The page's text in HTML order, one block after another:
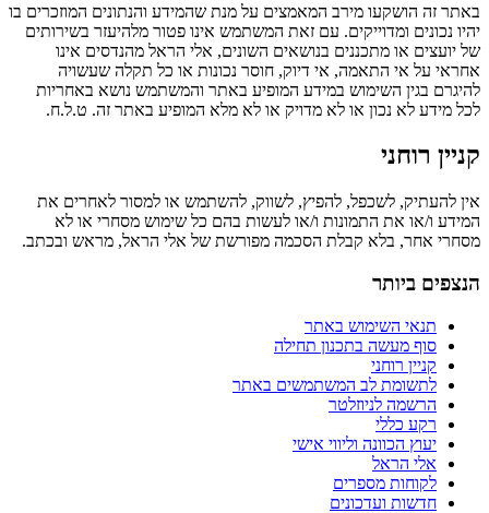
באתר זה הושקעו מירב המאמצים על מנת שהמידע והנתונים המוזכרים בו
יהיו נכונים ומדוייקים. עם זאת המשתמש אינו פטור מלהיעזר בשירותים
של יועצים או מתכננים בנושאים השונים, אלי הראל מהנדסים אינו
אחראי על אי התאמה, אי דיוק, חוסר נכונות או כל תקלה שעשויה
להיגרם בגין השימוש במידע המופיע באתר והמשתמש נושא באחריות
לכל מידע לא נכון או לא מדויק או לא מלא המופיע באתר זה. ט.ל.ח.
קניין רוחני
אין להעתיק, לשכפל, להפיץ, לשווק, להשתמש או למסור לאחרים את
המידע ו/או את התמונות ו/או לעשות בהם כל שימוש מסחרי או לא
מסחרי אחר, בלא קבלת הסכמה מפורשת של אלי הראל, מראש ובכתב.
הנצפים ביותר
תנאי השימוש באתר
סוף מעשה בתכנון תחילה
קניין רוחני
לתשומת לב המשתמשים באתר
הרשמה לניוזלטר
רקע כללי
יעוץ הכוונה וליווי אישי
אלי הראל
לקוחות מספרים
חדשות ועדכונים